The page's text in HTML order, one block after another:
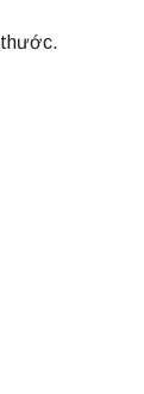
thước.